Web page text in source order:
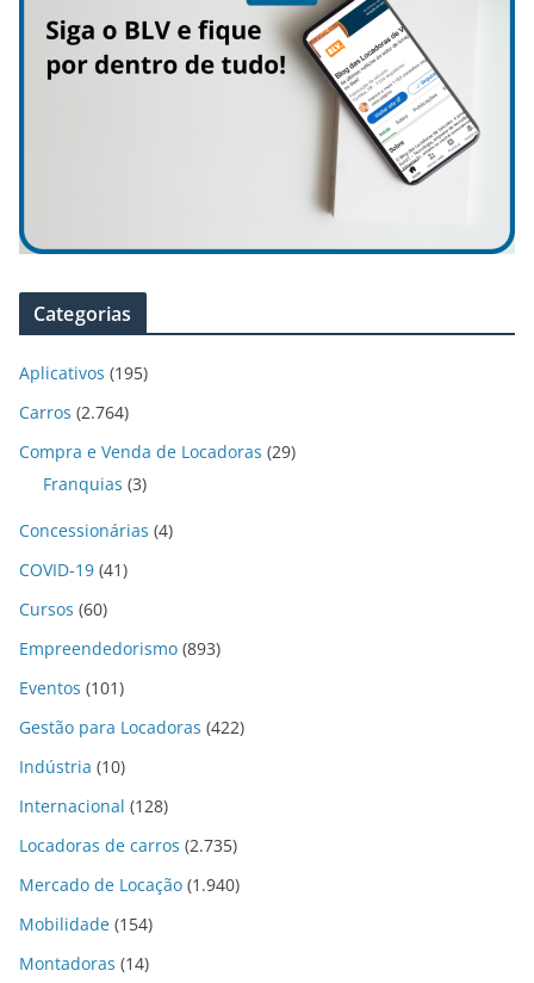
Categorias
Aplicativos (195)
Carros (2.764)
Compra e Venda de Locadoras (29)
Franquias (3)
Concessionárias (4)
COVID-19 (41)
Cursos (60)
Empreendedorismo (893)
Eventos (101)
Gestão para Locadoras (422)
Indústria (10)
Internacional (128)
Locadoras de carros (2.735)
Mercado de Locação (1.940)
Mobilidade (154)
Montadoras (14)